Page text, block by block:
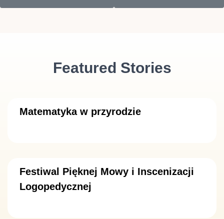
Featured Stories
Matematyka w przyrodzie
Festiwal Pięknej Mowy i Inscenizacji
Logopedycznej